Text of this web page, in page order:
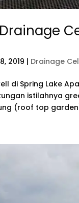
2019 | Drainage
di Spring Lake
istilahnya
(roof top